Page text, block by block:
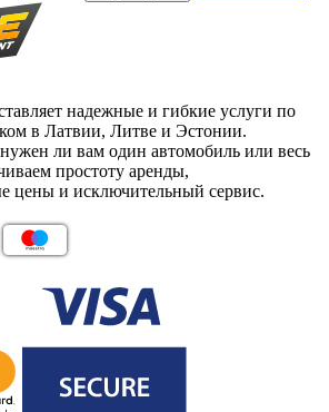
надежные и гибкие услуги по
в Латвии, Литве и Эстонии.
ли вам один автомобиль или весь
простоту аренды,
цены и исключительный сервис.